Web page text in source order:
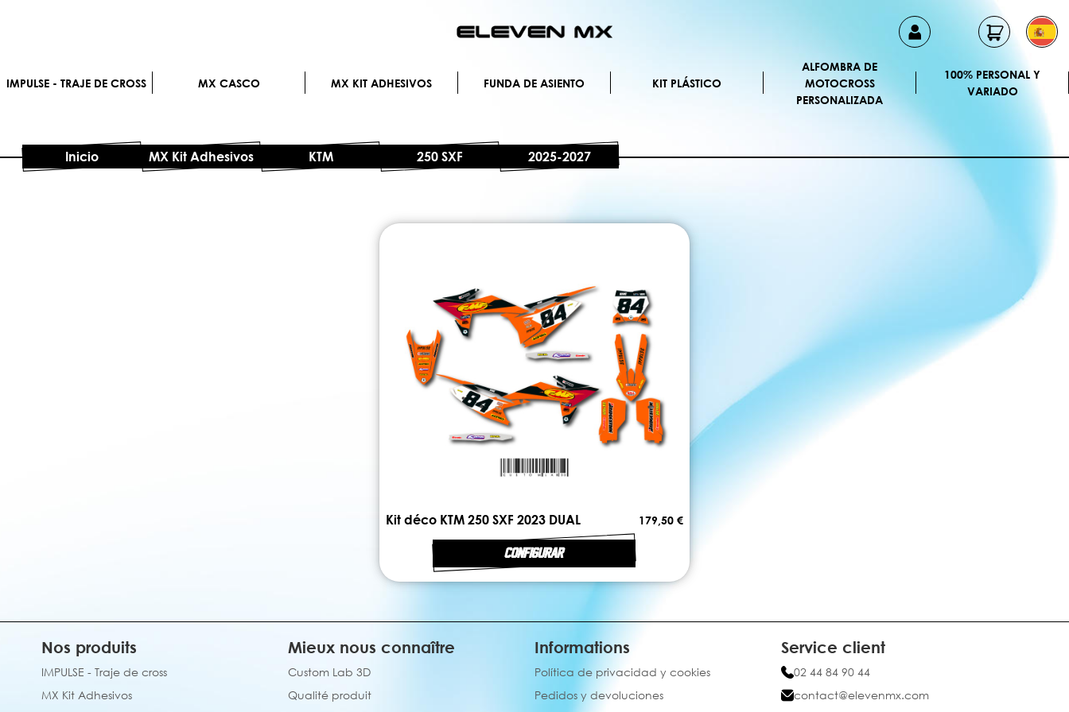
al
IMPULSE - TRAJE DE CROSS MX CASCO MX KIT ADHESIVOS FUNDA DE ASIENTO KIT PLÁSTICO
ALFOMBRA DE
MOTOCROSS
PERSONALIZADA
100% PERSONAL Y
VARIADO
Inicio MX Kit Adhesivos KTM 250 SXF 2025-2027
Kit déco KTM 250 SXF 2023 DUAL 179,50 €
CONFIGURAR
Nos produits
IMPULSE - Traje de cross
MX Kit Adhesivos
Mieux nous connaître
Custom Lab 3D
Qualité produit
Informations
Política de privacidad y cookies
Pedidos y devoluciones
Service client
02 44 84 90 44
contact@elevenmx.com